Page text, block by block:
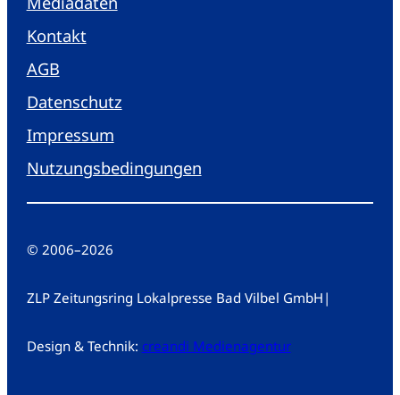
Kontakt
AGB
Datenschutz
Impressum
Nutzungsbedingungen
© 2006–2026
ZLP Zeitungsring Lokalpresse Bad Vilbel GmbH |
Design & Technik: creandi Medienagentur